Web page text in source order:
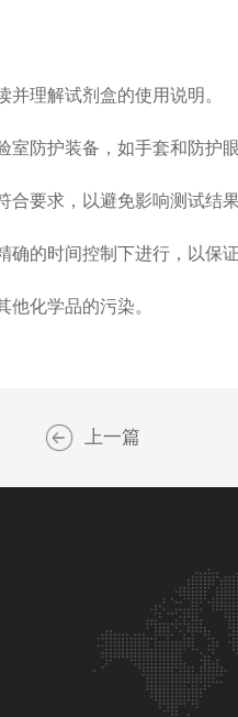
理解试剂盒的使用说明。
防护装备，如手套和防护眼
要求，以避免影响测试结果
的时间控制下进行，以保证
化学品的污染。
上一篇